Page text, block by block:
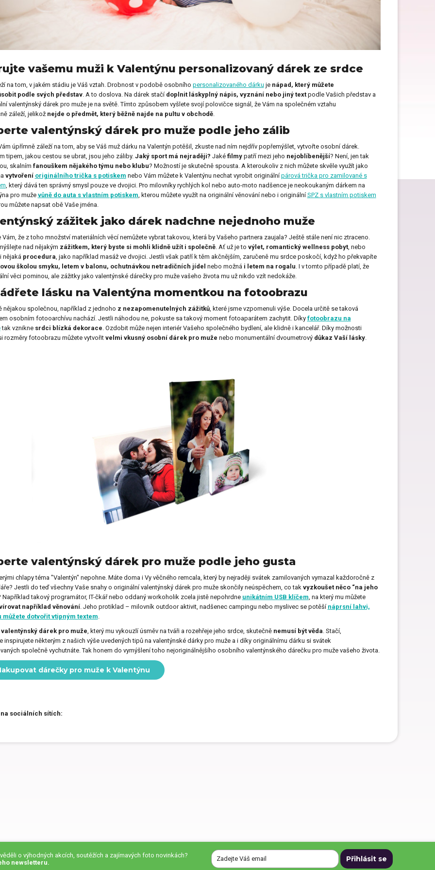
pro kolegu Dárky ke Dni matek
ke Dni otců Dárky k svátku Dárky k narozeninám
k výročí Dárky k Valentýnu Dárky na svatbu
na křtiny Dárky pro ženy Dárky pro muže
pro děti Dárky na Vánoce Dárky pro zdravotní sestru
pro učitelku Dárky pro prarodiče Dárky pro páry
pro celou rodinu
Dekorační předměty jako
dárek
Hry pro děti jako dárek
hry jako dárek Dárky pro psa Dárky pro kočku
vašemu muži k Valentýnu personalizovaný dárek ze srdce
na tom, v jakém stádiu je Váš vztah. Drobnost v podobě osobního personalizovaného dárku je nápad, který můžete
podle svých představ. A to doslova. Na dárek stačí doplnit láskyplný nápis, vyznání nebo jiný textpodle Vašich představ a
valentýnský dárek pro muže je na světě. Tímto způsobem vyšlete svojí polovičce signál, že Vám na společném vztahu
záleží, jelikož nejde o předmět, který běžně najde na pultu v obchodě.
valentýnský dárek pro muže podle jeho zálib
úpřímně záleží na tom, aby se Váš muž dárku na Valentýn potěšil, zkuste nad ním nejdřív popřemýšlet, vytvořte osobní dárek.
tipem, jakou cestou se ubrat, jsou jeho záliby. Jaký sport má nejraději? Jaké filmypatří mezi jeho nejoblíbenější? Není, jen tak
skalním fanouškem nějakého týmu nebo klubu? Možností je skutečně spousta. A kteroukoliv z nich můžete skvěle využít jako
vytvoření originálního trička s potiskem nebo Vám můžete k Valentýnu nechat vyrobit originální párová trička pro zamilované s
, který dává ten správný smysl pouze ve dvojici. Pro milovníky rychlých kol nebo auto-moto nadšence je neokoukaným dárkem na
pro muže vůně do auta s vlastním potiskem , kterou můžete využít na originální věnování nebo i originální SPZ s vlastním potiskem
můžete napsat obě Vaše jména.
zážitek jako dárek nadchne nejednoho muže
Vám, že z toho množství materiálních věcí nemůžete vybrat takovou, která by Vašeho partnera zaujala? Ještě stále není nic ztraceno.
nad nějakým zážitkem, který byste si mohli klidně užít i společně. Ať už je to výlet, romantický wellness pobyt, nebo
nějaká procedura , jako například masáž ve dvojici. Jestli však patří k těm akčnějším, zaručeně mu srdce poskočí, když ho překvapíte
školou smyku, letem v balonu, ochutnávkou netradičních jídel nebo možná i letem na rogalu . I v tomto případě platí, že
věci pominou, ale zážitky jako valentýnské dárečky pro muže vašeho života mu už nikdo vzít nedokáže.
lásku na Valentýna momentkou na fotoobrazu
nějakou společnou, například z jednoho z nezapomenutelných zážitků, které jsme vzpomenuli výše. Docela určitě se taková
osobním fotooarchívu nachází. Jestli náhodou ne, pokuste sa takový moment fotoaparátem zachytit. Díky fotoobrazu na
tak vznikne srdci blízká dekorace . Ozdobit může nejen interiér Vašeho společného bydlení, ale klidně i kancelář. Díky možnosti
rozměry fotoobrazu můžete vytvořit velmi vkusný osobní dárek pro muže nebo monumentální dvoumetrový důkaz Vaší lásky.
valentýnský dárek pro muže podle jeho gusta
chlapy téma "Valentýn" nepohne. Máte doma i Vy věčného remcala, který by nejraději svátek zamilovaných vymazal každoročně z
Jestli do teď všechny Vaše snahy o originální valentýnský dárek pro muže skončily neúspěchem, co tak vyzkoušet něco “na jeho
Například takový programátor, IT-čkář nebo oddaný workoholik zcela jistě nepohrdne unikátním USB klíčem , na který mu můžete
například věnování. Jeho protiklad – milovník outdoor aktivit, nadšenec campingu nebo myslivec se potěší náprsní lahvi,
můžete dotvořit vtipným textem
valentýnský dárek pro muže , který mu vykouzlí úsměv na tváři a rozehřeje jeho srdce, skutečně nemusí být věda . Stačí,
inspirujete některým z našich výše uvedených tipů na valentýnské dárky pro muže a i díky originálnímu dárku si svátek
společně vychutnáte. Tak honem do vymýšlení toho nejoriginálnějšího osobního valentýnského dárečku pro muže vašeho života.
dárečky pro muže k Valentýnu
na sociálních sítích:
o výhodných akcích, soutěžích a zajímavých foto novinkách?
newsletteru.